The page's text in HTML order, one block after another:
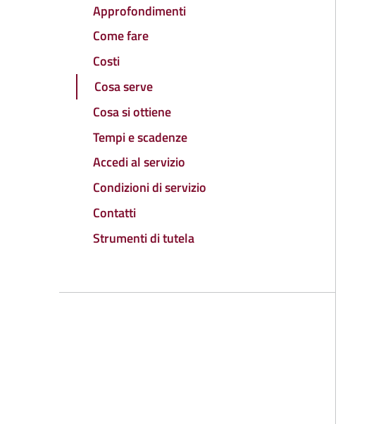
Approfondimenti
Come fare
Costi
Cosa serve
Cosa si ottiene
Tempi e scadenze
Accedi al servizio
Condizioni di servizio
Contatti
Strumenti di tutela